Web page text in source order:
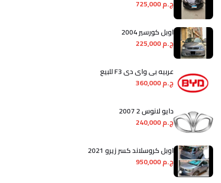
ج.م 725,000
اوبل كورسير 2004
ج.م 225,000
عربيه بى واى دى F3 للبيع
ج.م 360,000
دايو لانوس 2 2007
ج.م 240,000
اوبل كروسلاند كسر زيرو 2021
ج.م 950,000